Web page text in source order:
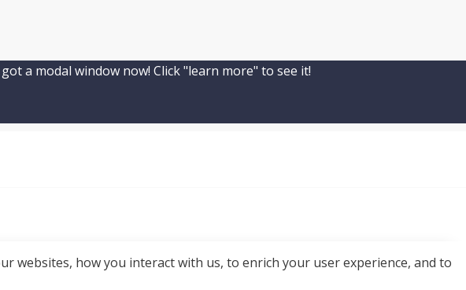
a modal window now! Click "learn more" to see it!
websites, how you interact with us, to enrich your user experience, and to